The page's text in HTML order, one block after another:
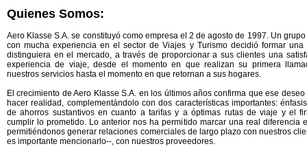
Quienes Somos:
Aero Klasse S.A. se constituyó como empresa el 2 de agosto de 1997. Un
con mucha experiencia en el sector de Viajes y Turismo decidió formar una
distinguiera en el mercado, a través de proporcionar a sus clientes una
experiencia de viaje, desde el momento en que realizan su primera
nuestros servicios hasta el momento en que retornan a sus hogares.
El crecimiento de Aero Klasse S.A. en los últimos años confirma que ese
hacer realidad, complementándolo con dos características importantes:
de ahorros sustantivos en cuanto a tarifas y a óptimas rutas de viaje y el
cumplir lo prometido. Lo anterior nos ha permitido marcar una real diferencia
permitiéndonos generar relaciones comerciales de largo plazo con nuestros
es importante mencionarlo--, con nuestros proveedores.